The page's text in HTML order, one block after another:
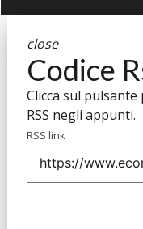
close
Codice
Clicca sul
RSS negli appunti.
RSS link